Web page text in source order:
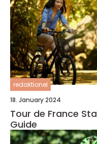
redaktionel
18. January 2024
Tour de France
Guide